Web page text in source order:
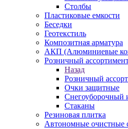
Столбы
Пластиковые емкости
Беседки
Геотекстиль
Композитная арматура
АКП (Алюминиевые
Розничный
Назад
Розничный
Очки защитные
Снегоуборочный
Стаканы
Резиновая плитка
Автономные очистные